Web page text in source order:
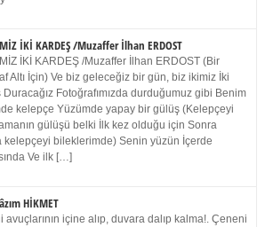
İKİ KARDEŞ /Muzaffer İlhan ERDOST
İKİ KARDEŞ /Muzaffer İlhan ERDOST (Bir
Altı İçin) Ve biz geleceğiz bir gün, biz ikimiz İki
Duracağız Fotoğrafımızda durduğumuz gibi Benim
kelepçe Yüzümde yapay bir gülüş (Kelepçeyi
gülüşü belki İlk kez olduğu için Sonra
kelepçeyi bileklerimde) Senin yüzün İçerde
Ve ilk […]
HİKMET
avuçlarının içine alıp, duvara dalıp kalma!. Çeneni